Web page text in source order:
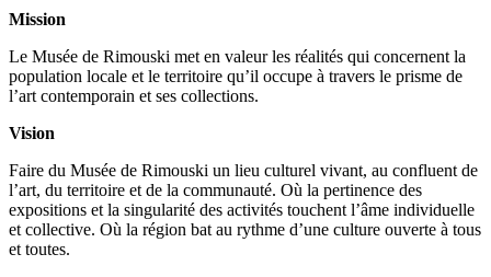
Mission
Le Musée de Rimouski met en valeur les réalités qui concernent la
population locale et le territoire qu’il occupe à travers le prisme de
l’art contemporain et ses collections.
Vision
Faire du Musée de Rimouski un lieu culturel vivant, au confluent de
l’art, du territoire et de la communauté. Où la pertinence des
expositions et la singularité des activités touchent l’âme individuelle
et collective. Où la région bat au rythme d’une culture ouverte à tous
et toutes.